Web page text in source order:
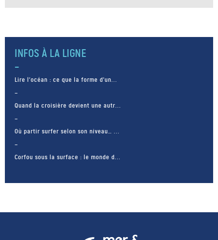
INFOS À LA LIGNE
Lire l’océan : ce que la forme d’un...
Quand la croisière devient une autr...
Où partir surfer selon son niveau… ...
Corfou sous la surface : le monde d...